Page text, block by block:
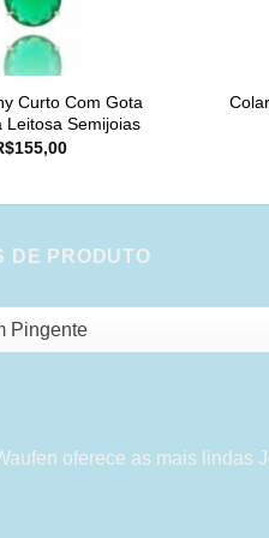
Curto Com Gota
Leitosa Semijoias
155,00
DE PRODUTO
Pingente
oferece as mais lindas